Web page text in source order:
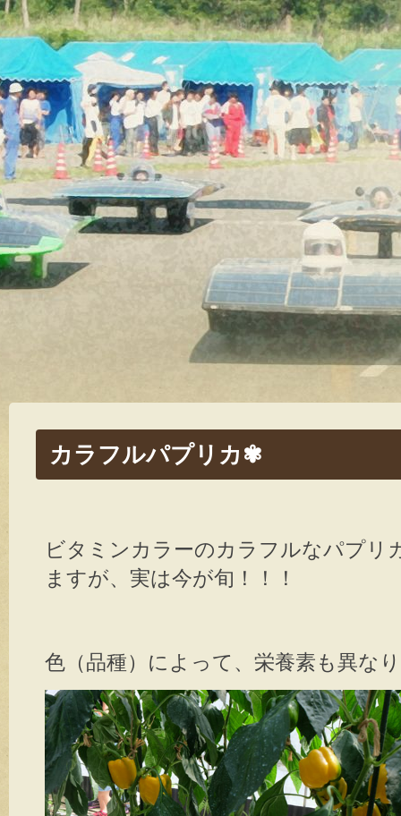
カラフルパプリカ✾
ビタミンカラーのカラフルなパプリ
ますが、実は今が旬！！！
色（品種）によって、栄養素も異な